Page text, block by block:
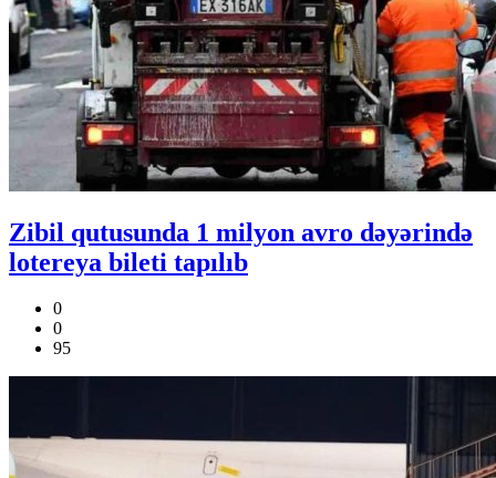
Zibil qutusunda 1 milyon avro dəyərində
lotereya bileti tapılıb
0
0
95